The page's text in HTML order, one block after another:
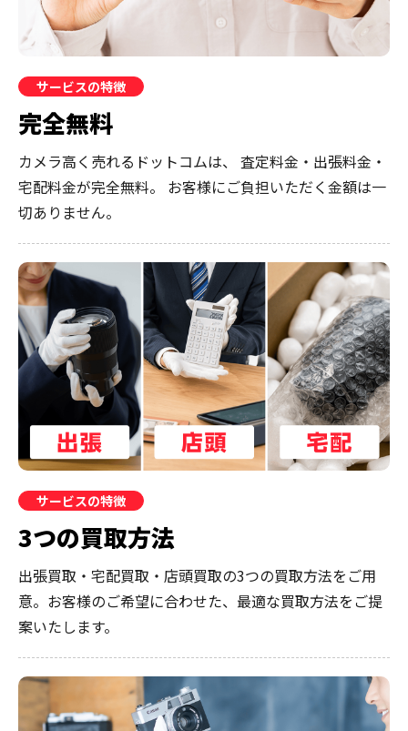
サービスの特徴
完全無料
カメラ高く売れるドットコムは、 査定料金・出張料金・
宅配料金が完全無料。 お客様にご負担いただく金額は一
切ありません。
サービスの特徴
3つの買取方法
出張買取・宅配買取・店頭買取の3つの買取方法をご用
意。お客様のご希望に合わせた、最適な買取方法をご提
案いたします。